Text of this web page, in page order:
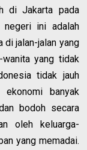
di Jakarta pada
negeri ini adalah
di jalan-jalan yang
yang tidak
tidak jauh
banyak
bodoh secara
oleh keluarga-
yang memadai.